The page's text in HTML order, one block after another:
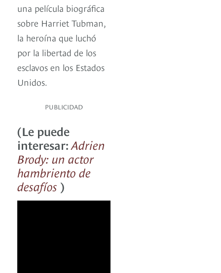
una película biográfica
sobre Harriet Tubman,
la heroína que luchó
por la libertad de los
esclavos en los Estados
Unidos.
PUBLICIDAD
(Le puede
interesar:Adrien
Brody: un actor
hambriento de
desafíos )